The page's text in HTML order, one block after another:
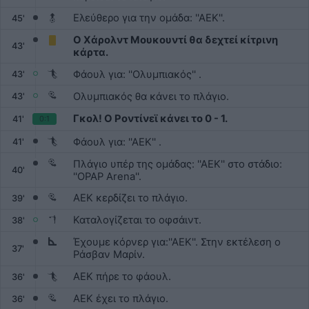
45' Ελεύθερο για την ομάδα: ''ΑΕΚ''.
43'
Ο Χάρολντ Μουκουντί θα δεχτεί κίτρινη
κάρτα.
43' Φάουλ για: ''Ολυμπιακός'' .
43' Ολυμπιακός θα κάνει το πλάγιο.
41' 0:1 Γκολ! Ο Ροντίνεϊ κάνει το 0 - 1.
41' Φάουλ για: ''ΑΕΚ'' .
40'
Πλάγιο υπέρ της ομάδας: ''ΑΕΚ'' στο στάδιο:
''OPAP Arena''.
39' ΑΕΚ κερδίζει το πλάγιο.
38' Καταλογίζεται το οφσάιντ.
37'
Έχουμε κόρνερ για:''ΑΕΚ''. Στην εκτέλεση ο
Ράσβαν Μαρίν.
36' ΑΕΚ πήρε το φάουλ.
36' ΑΕΚ έχει το πλάγιο.